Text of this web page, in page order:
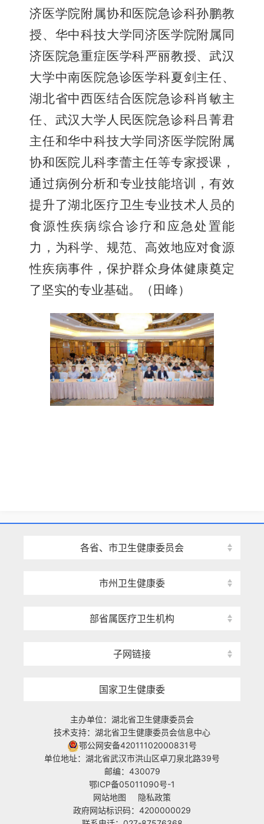
济医学院附属协和医院急诊科孙鹏教
授、华中科技大学同济医学院附属同
济医院急重症医学科严丽教授、武汉
大学中南医院急诊医学科夏剑主任、
湖北省中西医结合医院急诊科肖敏主
任、武汉大学人民医院急诊科吕菁君
主任和华中科技大学同济医学院附属
协和医院儿科李蕾主任等专家授课，
通过病例分析和专业技能培训，有效
提升了湖北医疗卫生专业技术人员的
食源性疾病综合诊疗和应急处置能
力，为科学、规范、高效地应对食源
性疾病事件，保护群众身体健康奠定
了坚实的专业基础。（田峰）
各省、市卫生健康委员会
市州卫生健康委
部省属医疗卫生机构
子网链接
国家卫生健康委
主办单位：湖北省卫生健康委员会
技术支持：湖北省卫生健康委员会信息中心
鄂公网安备42011102000831号
单位地址：湖北省武汉市洪山区卓刀泉北路39号
邮编：430079
鄂ICP备05011090号-1
网站地图
隐私政策
政府网站标识码：4200000029